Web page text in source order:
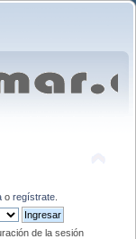
o regístrate.
de la sesión